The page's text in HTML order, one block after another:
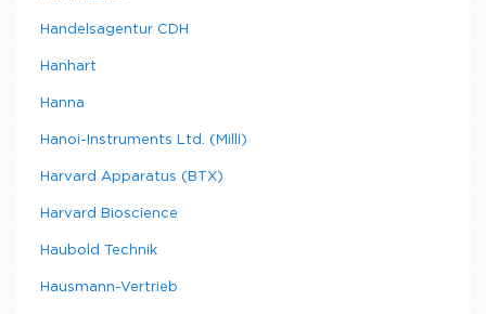
Handelsagentur CDH
Hanhart
Hanna
Hanoi-Instruments Ltd. (Milli)
Harvard Apparatus (BTX)
Harvard Bioscience
Haubold Technik
Hausmann-Vertrieb